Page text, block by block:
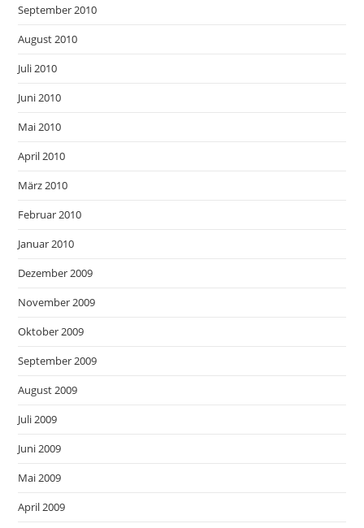
September 2010
August 2010
Juli 2010
Juni 2010
Mai 2010
April 2010
März 2010
Februar 2010
Januar 2010
Dezember 2009
November 2009
Oktober 2009
September 2009
August 2009
Juli 2009
Juni 2009
Mai 2009
April 2009